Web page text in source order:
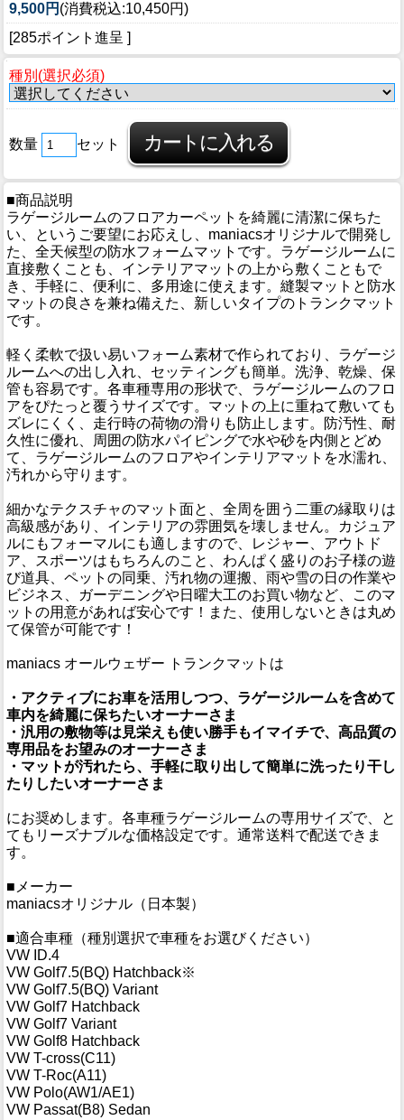
9,500円 (消費税込:10,450円)
[285ポイント進呈 ]
種別(選択必須)
数量 セット
■商品説明
ラゲージルームのフロアカーペットを綺麗に清潔に保ちた
い、というご要望にお応えし、maniacsオリジナルで開発し
た、全天候型の防水フォームマットです。ラゲージルームに
直接敷くことも、インテリアマットの上から敷くこともで
き、手軽に、便利に、多用途に使えます。縫製マットと防水
マットの良さを兼ね備えた、新しいタイプのトランクマット
です。
軽く柔軟で扱い易いフォーム素材で作られており、ラゲージ
ルームへの出し入れ、セッティングも簡単。洗浄、乾燥、保
管も容易です。各車種専用の形状で、ラゲージルームのフロ
アをぴたっと覆うサイズです。マットの上に重ねて敷いても
ズレにくく、走行時の荷物の滑りも防止します。防汚性、耐
久性に優れ、周囲の防水パイピングで水や砂を内側とどめ
て、ラゲージルームのフロアやインテリアマットを水濡れ、
汚れから守ります。
細かなテクスチャのマット面と、全周を囲う二重の縁取りは
高級感があり、インテリアの雰囲気を壊しません。カジュア
ルにもフォーマルにも適しますので、レジャー、アウトド
ア、スポーツはもちろんのこと、わんぱく盛りのお子様の遊
び道具、ペットの同乗、汚れ物の運搬、雨や雪の日の作業や
ビジネス、ガーデニングや日曜大工のお買い物など、このマ
ットの用意があれば安心です！また、使用しないときは丸め
て保管が可能です！
maniacs オールウェザー トランクマットは
・アクティブにお車を活用しつつ、ラゲージルームを含めて
車内を綺麗に保ちたいオーナーさま
・汎用の敷物等は見栄えも使い勝手もイマイチで、高品質の
専用品をお望みのオーナーさま
・マットが汚れたら、手軽に取り出して簡単に洗ったり干し
たりしたいオーナーさま
にお奨めします。各車種ラゲージルームの専用サイズで、と
てもリーズナブルな価格設定です。通常送料で配送できま
す。
■メーカー
maniacsオリジナル（日本製）
■適合車種（種別選択で車種をお選びください）
VW ID.4
VW Golf7.5(BQ) Hatchback※
VW Golf7.5(BQ) Variant
VW Golf7 Hatchback
VW Golf7 Variant
VW Golf8 Hatchback
VW T-cross(C11)
VW T-Roc(A11)
VW Polo(AW1/AE1)
VW Passat(B8) Sedan